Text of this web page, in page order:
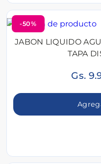
-50%
JABON LIQUIDO
TAPA
Gs.